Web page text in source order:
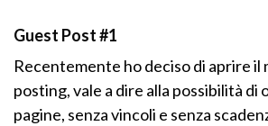
Guest Post #1
Recentemente ho deciso di aprire il
posting, vale a dire alla possibilità di
pagine, senza vincoli e senza